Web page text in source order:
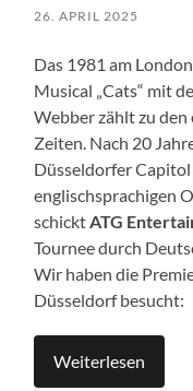
26. APRIL 2025
Das 1981 am
Musical „Cats“ mit
Webber zählt zu
Zeiten. Nach 20
Düsseldorfer
englischsprachigen
schicktATG
Tournee durch
Wir haben die
Düsseldorf besucht:
Weiterlesen